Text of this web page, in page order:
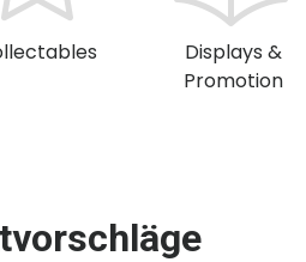
Displays &
Promotion